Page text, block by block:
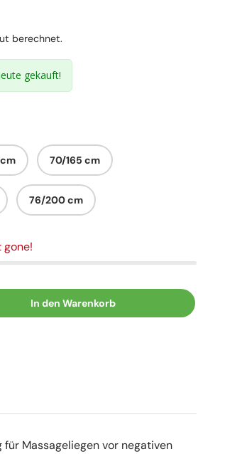
berechnet.
gekauft!
70/165 cm
76/200 cm
In den Warenkorb
für Massageliegen vor negativen